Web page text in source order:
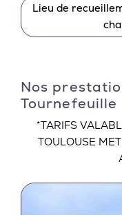
Lieu de
Nos
Tournefeuille
*TARIFS
TOULOUSE